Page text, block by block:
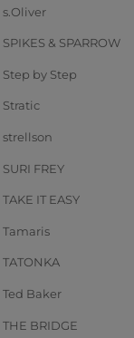
s.Oliver
SPIKES & SPARROW
Step by Step
Stratic
strellson
SURI FREY
TAKE IT EASY
Tamaris
TATONKA
Ted Baker
THE BRIDGE